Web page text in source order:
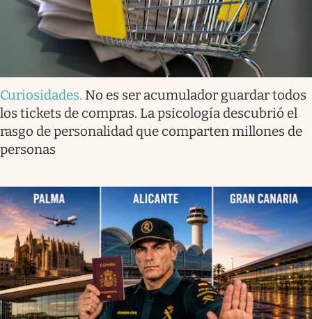
Curiosidades. No es ser acumulador guardar todos
los tickets de compras. La psicología descubrió el
rasgo de personalidad que comparten millones de
personas